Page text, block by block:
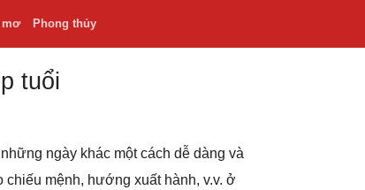
mơ Phong thủy
tuổi
ngày khác một cách dễ dàng và
mệnh, hướng xuất hành, v.v. ở